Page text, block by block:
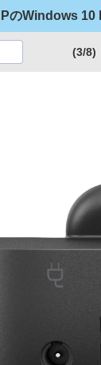
のWindows 10
(3/8)